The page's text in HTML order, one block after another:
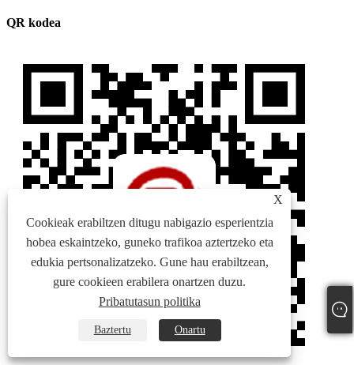
X
Cookieak erabiltzen ditugu nabigazio esperientzia
hobea eskaintzeko, guneko trafikoa aztertzeko eta
edukia pertsonalizatzeko. Gune hau erabiltzean,
gure cookieen erabilera onartzen duzu.
Pribatutasun politika
Baztertu Onartu
QR kodea